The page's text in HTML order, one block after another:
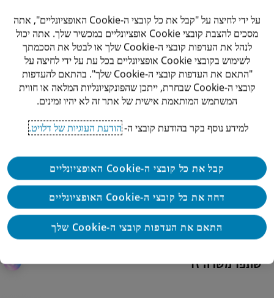
תואר ראשון בחשבונאות/משפטים – חובה.
אנגלית ברמה גבוהה – חובה
ניסיון של 5-7 שנים במיסוי מוסדות פיננסיים וחברות
ביטוח – חובה
ניסיון במשרדי רו"ח/עורכי דין גדולים או ברשויות המס –
*ב-Deloitte אנחנו מאמינים כי גיוון והכלה בקרב אנשינו הם
רכיב קריטי להצלחתנו, ולכן אנו מטפחים תרבות ארגונית
שמכילה ומקבלת גיוון על כל צורותיו.
שתפו משרה זו
על ידי לחיצה על "קבל את כל קובצי ה-Cookie האופציונליים", אתה
מסכים להצבת קובצי Cookie אופציונליים במכשיר שלך. אתה יכול
לנהל את העדפות קובצי ה-Cookie שלך או לבטל את הסכמתך
לשימוש בקובצי Cookie אופציונליים בכל עת על ידי לחיצה על
"התאם את העדפות קובצי ה-Cookie שלך". בהתאם להעדפות
קובצי ה-Cookie שבחרת, ייתכן שהפונקציונליות המלאה או חווית
המשתמש המותאמת אישית של אתר זה לא יהיו זמינים.
למידע נוסף בקר בהודעת קובצי ה-הודעת העוגיות של דלויט.
קבל את כל קובצי ה-Cookie האופציונליים
דחה את כל קובצי ה-Cookie האופציונליים
התאם את העדפות קובצי ה-Cookie שלך